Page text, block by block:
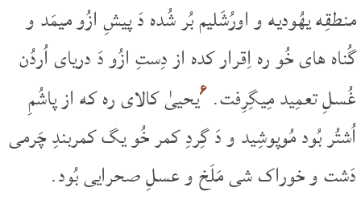
منطقِه یهُودیه و اورُشَلیم بُر شُده دَ پیشِ ازُو میمَد و
گُناه های خُو ره اِقرار کده از دِستِ ازُو دَ دریای اُردُن
غُسلِ تعمِید مِیگِرِفت.۶یحییٰ کالای ره که از پاشُمِ
اُشتُر بُود مُوپوشِید و دَ گِردِ کمر خُو یگ کمربندِ چَرمی
دَشت و خوراک شی مَلَخ و عسلِ صحرایی بُود.